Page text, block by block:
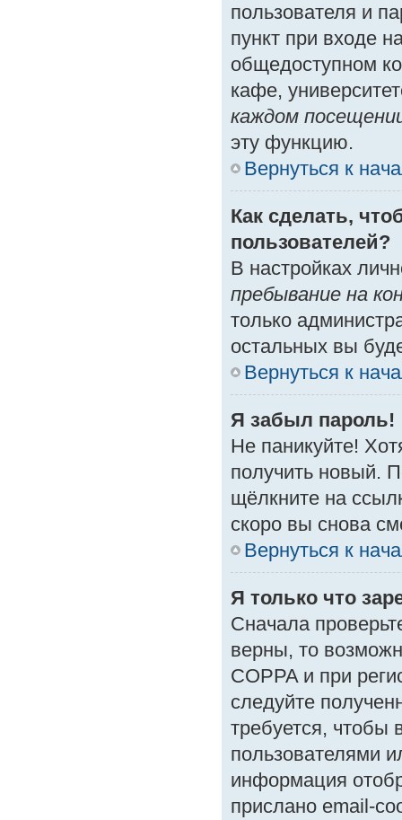
пользователя и
пункт при входе
общедоступном
кафе,
каждом
эту функцию.
Вернуться к
Как сделать,
пользователей?
В настройках
пребывание на
только
остальных вы
Вернуться к
Я забыл пароль!
Не паникуйте!
получить новый.
щёлкните на
скоро вы снова
Вернуться к
Я только что
Сначала
верны, то
COPPA и при
следуйте
требуется, чтобы
пользователями
информация
прислано email-